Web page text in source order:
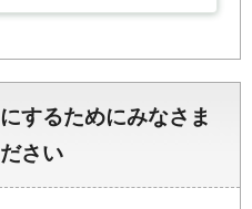
するためにみなさま
さい